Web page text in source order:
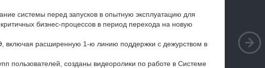
системы перед запусков в опытную эксплуатацию для
бизнес-процессов в период перехода на новую
включая расширенную 1-ю линию поддержки с дежурством в
пользователей, созданы видеоролики по работе в Системе